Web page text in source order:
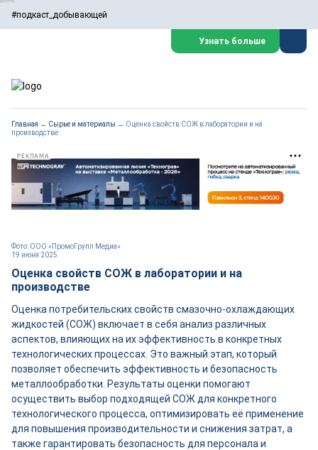
#подкаст_добывающей
Узнать больше
РЕКЛАМА
Главная → Сырье и материалы → Оценка свойств СОЖ в лаборатории и на
производстве
19 июня 2025
Фото: ООО «ПромоГрупп Медиа»
Оценка свойств СОЖ в лаборатории и на
производстве
Оценка потребительских свойств смазочно-охлаждающих
жидкостей (СОЖ) включает в себя анализ различных
аспектов, влияющих на их эффективность в конкретных
технологических процессах. Это важный этап, который
позволяет обеспечить эффективность и безопасность
металлообработки. Результаты оценки помогают
осуществить выбор подходящей СОЖ для конкретного
технологического процесса, оптимизировать её применение
для повышения производительности и снижения затрат, а
также гарантировать безопасность для персонала и